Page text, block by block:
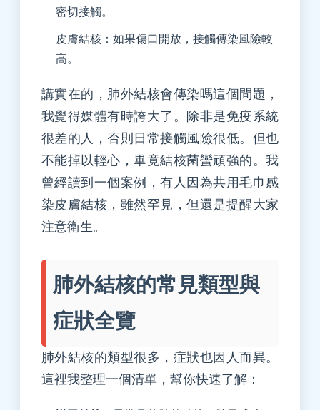
密切接觸。
皮膚結核：如果傷口開放，接觸傳染風險較
高。
講實在的，肺外結核會傳染嗎這個問題，
我覺得媒體有時誇大了。除非是免疫系統
很差的人，否則日常接觸風險很低。但也
不能掉以輕心，畢竟結核菌蠻頑強的。我
曾經讀到一個案例，有人因為共用毛巾感
染皮膚結核，雖然罕見，但還是提醒大家
注意衛生。
肺外結核的常見類型與
症狀全覽
肺外結核的類型很多，症狀也因人而異。
這裡我整理一個清單，幫你快速了解：